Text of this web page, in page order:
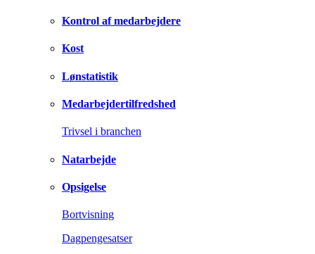
Kontrol af medarbejdere
Kost
Lønstatistik
Medarbejdertilfredshed
Trivsel i branchen
Natarbejde
Opsigelse
Bortvisning
Dagpengesatser